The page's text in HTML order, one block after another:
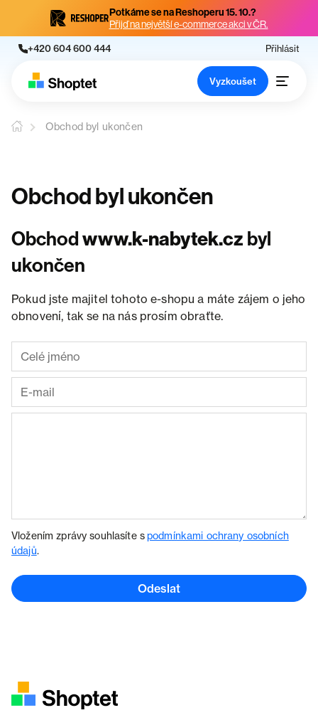
Potkáme se na Reshoperu 15. 10.?
Přijď na největší e-commerce akci v ČR.
+420 604 600 444 Přihlásit
Vyzkoušet
Obchod byl ukončen
Obchod byl ukončen
Obchodwww.k-nabytek.cz byl
ukončen
Pokud jste majitel tohoto e-shopu a máte zájem o jeho
obnovení, tak se na nás prosím obraťte.
Vložením zprávy souhlasíte spodmínkami ochrany osobních
údajů.
Odeslat